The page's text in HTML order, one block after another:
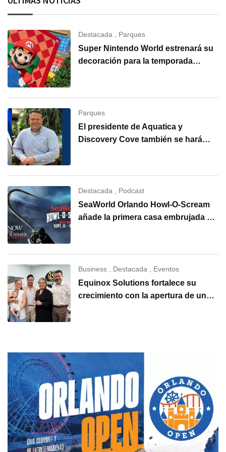
Destacada Parques
Super Nintendo World estrenará su
decoración para la temporada
Parques
El presidente de Aquatica y
Discovery Cove también se hará
Destacada , Podcast
SeaWorld Orlando Howl-O-Scream
añade la primera casa embrujada de
Business Destacada Eventos
Equinox Solutions fortalece su
crecimiento con la apertura de una